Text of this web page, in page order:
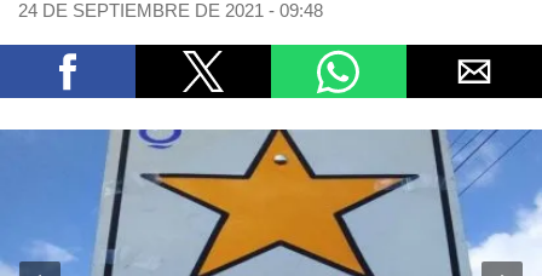
24 DE SEPTIEMBRE DE 2021 - 09:48